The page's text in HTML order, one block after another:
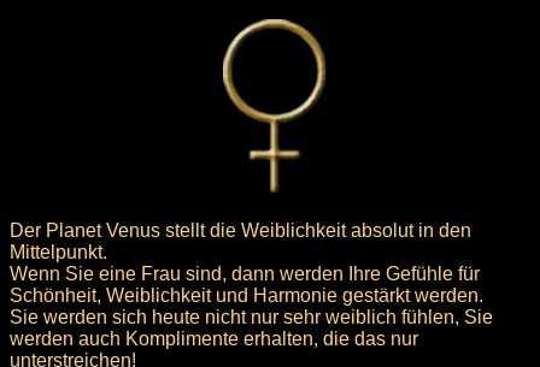
Der Planet Venus stellt die Weiblichkeit absolut in den
Mittelpunkt.
Wenn Sie eine Frau sind, dann werden Ihre Gefühle für
Schönheit, Weiblichkeit und Harmonie gestärkt werden.
Sie werden sich heute nicht nur sehr weiblich fühlen, Sie
werden auch Komplimente erhalten, die das nur
unterstreichen!